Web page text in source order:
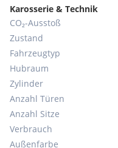
Karosserie & Technik
CO₂-Ausstoß
Zustand
Fahrzeugtyp
Hubraum
Zylinder
Anzahl Türen
Anzahl Sitze
Verbrauch
Außenfarbe